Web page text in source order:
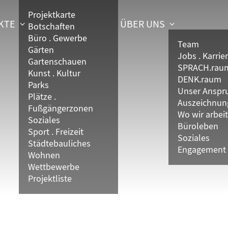
Projektkarte
Botschaften
Büro . Gewerbe
Gärten
Gartenschauen
Kunst . Kultur
Parks
Plätze .
Fußgängerzonen
Soziales
Sport . Freizeit
Städtebauliches
Wohnen
Wettbewerbe
Projektliste
ÜBER UNS
Team
Jobs .
DENK.raum
Unser
Wo wir
Büroleben
Soziales
Engagement